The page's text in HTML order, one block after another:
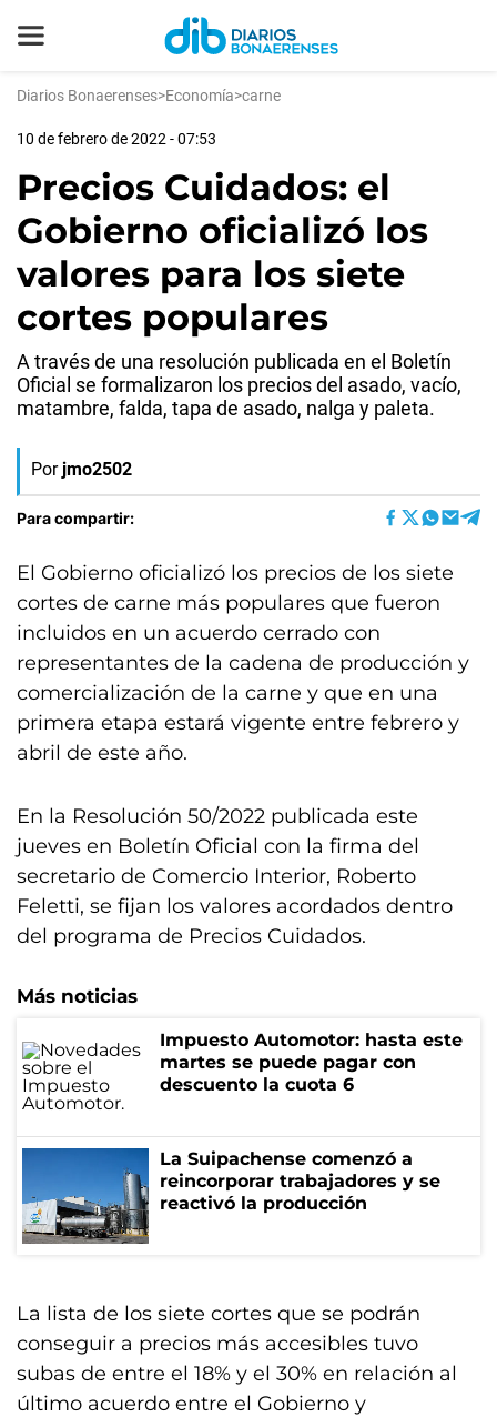
Diarios Bonaerenses>Economía>carne
10 de febrero de 2022 - 07:53
Precios Cuidados: el
Gobierno oficializó los
valores para los siete
cortes populares
A través de una resolución publicada en el Boletín
Oficial se formalizaron los precios del asado, vacío,
matambre, falda, tapa de asado, nalga y paleta.
Por jmo2502
Para compartir:
El Gobierno oficializó los precios de los siete
cortes de carne más populares que fueron
incluidos en un acuerdo cerrado con
representantes de la cadena de producción y
comercialización de la carne y que en una
primera etapa estará vigente entre febrero y
abril de este año.
En la Resolución 50/2022 publicada este
jueves en Boletín Oficial con la firma del
secretario de Comercio Interior, Roberto
Feletti, se fijan los valores acordados dentro
del programa de Precios Cuidados.
Más noticias
Impuesto Automotor: hasta este
martes se puede pagar con
descuento la cuota 6
La Suipachense comenzó a
reincorporar trabajadores y se
reactivó la producción
La lista de los siete cortes que se podrán
conseguir a precios más accesibles tuvo
subas de entre el 18% y el 30% en relación al
último acuerdo entre el Gobierno y